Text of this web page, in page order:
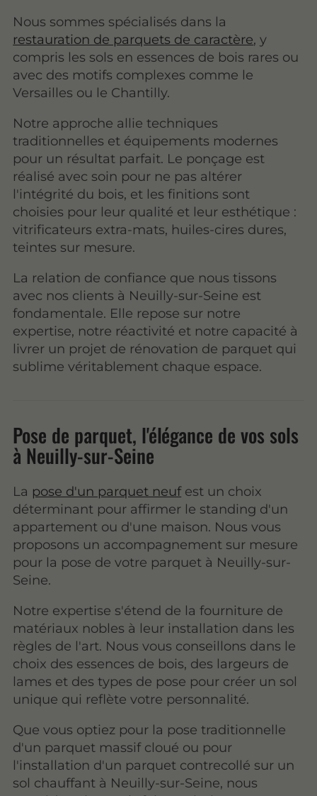
Nous sommes spécialisés dans la
restauration de parquets de caractère, y
compris les sols en essences de bois rares ou
avec des motifs complexes comme le
Versailles ou le Chantilly.
Notre approche allie techniques
traditionnelles et équipements modernes
pour un résultat parfait. Le ponçage est
réalisé avec soin pour ne pas altérer
l'intégrité du bois, et les finitions sont
choisies pour leur qualité et leur esthétique :
vitrificateurs extra-mats, huiles-cires dures,
teintes sur mesure.
La relation de confiance que nous tissons
avec nos clients à Neuilly-sur-Seine est
fondamentale. Elle repose sur notre
expertise, notre réactivité et notre capacité à
livrer un projet de rénovation de parquet qui
sublime véritablement chaque espace.
Pose de parquet, l'élégance de vos sols
à Neuilly-sur-Seine
La pose d'un parquet neuf est un choix
déterminant pour affirmer le standing d'un
appartement ou d'une maison. Nous vous
proposons un accompagnement sur mesure
pour la pose de votre parquet à Neuilly-sur-
Seine.
Notre expertise s'étend de la fourniture de
matériaux nobles à leur installation dans les
règles de l'art. Nous vous conseillons dans le
choix des essences de bois, des largeurs de
lames et des types de pose pour créer un sol
unique qui reflète votre personnalité.
Que vous optiez pour la pose traditionnelle
d'un parquet massif cloué ou pour
l'installation d'un parquet contrecollé sur un
sol chauffant à Neuilly-sur-Seine, nous